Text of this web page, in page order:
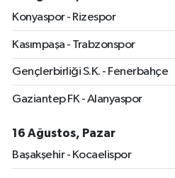
Konyaspor - Rizespor
Kasımpaşa - Trabzonspor
Gençlerbirliği S.K. - Fenerbahçe
Gaziantep FK - Alanyaspor
16 Ağustos, Pazar
Başakşehir - Kocaelispor